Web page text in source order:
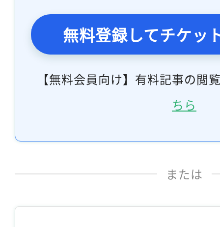
無料登録してチケッ
【無料会員向け】有料記事の閲
ちら
または